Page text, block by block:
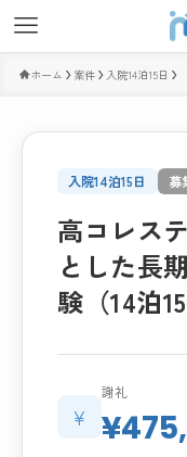
ホーム 案件 入院14泊15日
入院14泊15日 募
高コレス
とした長
験（14泊15
¥
謝礼